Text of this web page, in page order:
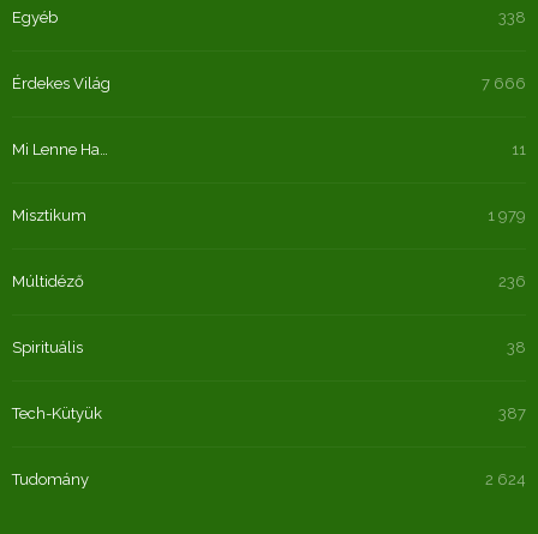
Egyéb 338
Érdekes Világ 7 666
Mi Lenne Ha… 11
Misztikum 1 979
Múltidéző 236
Spirituális 38
Tech-Kütyük 387
Tudomány 2 624